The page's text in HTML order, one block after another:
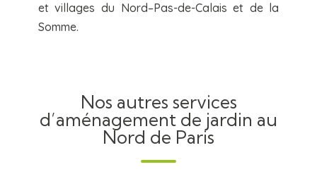
et villages du Nord–Pas-de-Calais et de la
Somme.
Nos autres services
d’aménagement de jardin au
Nord de Paris